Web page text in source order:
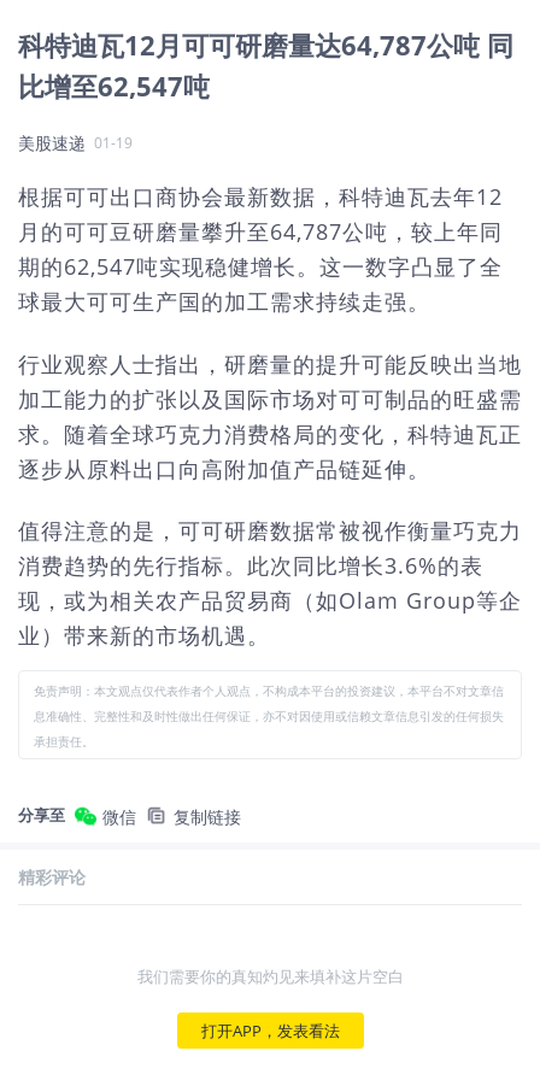
科特迪瓦12月可可研磨量达64,787公吨 同
比增至62,547吨
美股速递 01-19
根据可可出口商协会最新数据，科特迪瓦去年12
月的可可豆研磨量攀升至64,787公吨，较上年同
期的62,547吨实现稳健增长。这一数字凸显了全
球最大可可生产国的加工需求持续走强。
行业观察人士指出，研磨量的提升可能反映出当地
加工能力的扩张以及国际市场对可可制品的旺盛需
求。随着全球巧克力消费格局的变化，科特迪瓦正
逐步从原料出口向高附加值产品链延伸。
值得注意的是，可可研磨数据常被视作衡量巧克力
消费趋势的先行指标。此次同比增长3.6%的表
现，或为相关农产品贸易商（如Olam Group等企
业）带来新的市场机遇。
免责声明：本文观点仅代表作者个人观点，不构成本平台的投资建议，本平台不对文章信
息准确性、完整性和及时性做出任何保证，亦不对因使用或信赖文章信息引发的任何损失
承担责任。
分享至 微信 复制链接
精彩评论
我们需要你的真知灼见来填补这片空白
打开APP，发表看法